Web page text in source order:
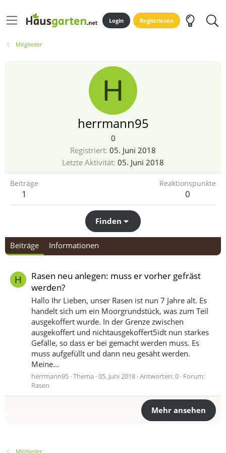
Login Registrieren
Mitglieder
H
herrmann95
0
Registriert 05. Juni 2018
Letzte Aktivität 05. Juni 2018
Beiträge
1
Reaktionspunkte
0
Finden
Beiträge Informationen
H
Rasen neu anlegen: muss er vorher gefräst
werden?
Hallo Ihr Lieben, unser Rasen ist nun 7 Jahre alt. Es
handelt sich um ein Moorgrundstück, was zum Teil
ausgekoffert wurde. In der Grenze zwischen
ausgekoffert und nichtausgekoffert5idt nun starkes
Gefälle, so dass er bei gemacht werden muss. Es
muss aufgefüllt und dann neu gesäht werden.
Meine...
herrmann95 Thema 05. Juni 2018 Antworten: 0 Forum:
Rasen
Mehr ansehen
Mitglieder